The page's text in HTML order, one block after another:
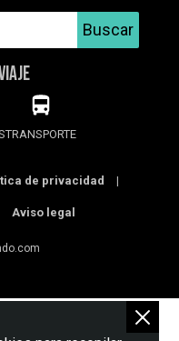
Buscar
TRANSPORTE
de privacidad |
Aviso legal